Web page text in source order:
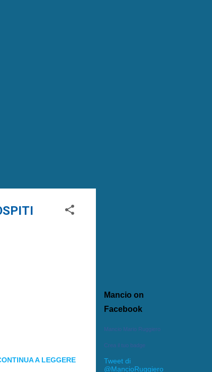
Mancio on
Facebook
Mancio Mario Ruggiero
Crea il tuo badge
Tweet di
@MancioRuggiero
A LEGGERE